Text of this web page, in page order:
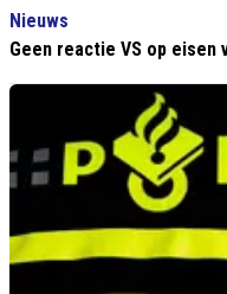
Nieuws
Geen reactie VS op eisen